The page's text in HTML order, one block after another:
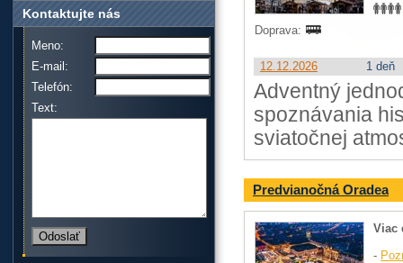
Doprava:
12.12.2026 1 deň
Adventný
spoznávania
sviatočnej
Predvianočná Oradea
Viac
-
Kontaktujte nás
Meno:
E-mail:
Telefón:
Text: